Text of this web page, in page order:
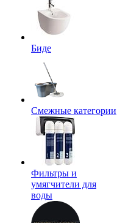
Биде
Смежные категории
Фильтры и
умягчители для
воды